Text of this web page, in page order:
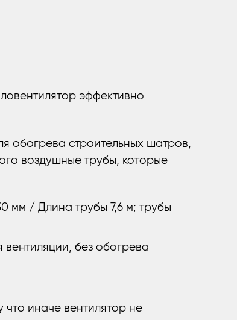
эффективно
обогрева строительных шатров,
воздушные трубы, которые
мм / Длина трубы 7,6 м; трубы
вентиляции, без обогрева
иначе вентилятор не